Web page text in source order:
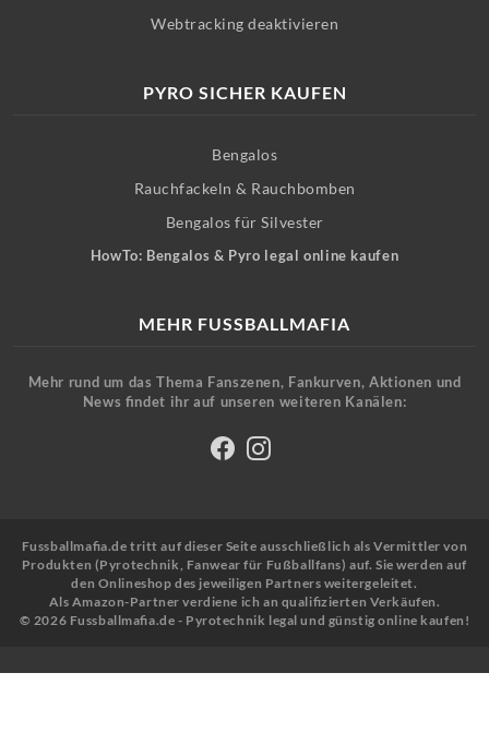
Webtracking deaktivieren
PYRO SICHER KAUFEN
Bengalos
Rauchfackeln & Rauchbomben
Bengalos für Silvester
HowTo: Bengalos & Pyro legal online kaufen
MEHR FUSSBALLMAFIA
Mehr rund um das Thema Fanszenen, Fankurven, Aktionen und
News findet ihr auf unseren weiteren Kanälen:
Fussballmafia.de tritt auf dieser Seite ausschließlich als Vermittler von
Produkten (Pyrotechnik, Fanwear für Fußballfans) auf. Sie werden auf
den Onlineshop des jeweiligen Partners weitergeleitet.
Als Amazon-Partner verdiene ich an qualifizierten Verkäufen.
© 2026 Fussballmafia.de - Pyrotechnik legal und günstig online kaufen!